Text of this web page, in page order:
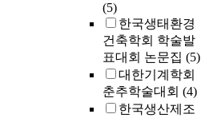
(5)
한국생태환경
건축학회 학술발
표대회 논문집 (5)
대한기계학회
춘추학술대회 (4)
한국생산제조